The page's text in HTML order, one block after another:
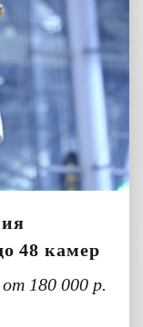
48 камер
от 180 000 р.